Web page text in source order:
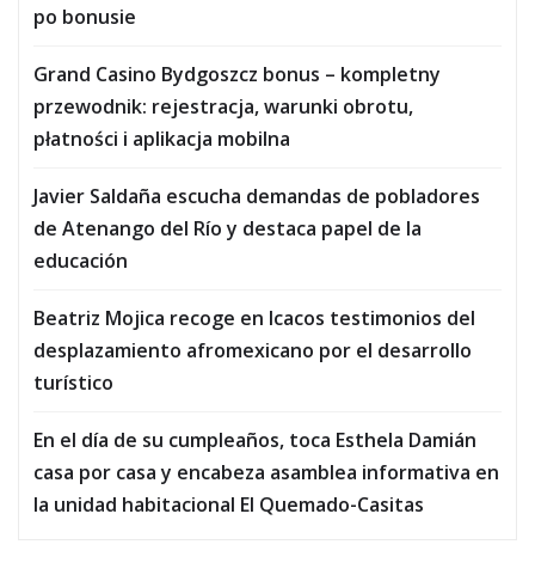
po bonusie
Grand Casino Bydgoszcz bonus – kompletny
przewodnik: rejestracja, warunki obrotu,
płatności i aplikacja mobilna
Javier Saldaña escucha demandas de pobladores
de Atenango del Río y destaca papel de la
educación
Beatriz Mojica recoge en Icacos testimonios del
desplazamiento afromexicano por el desarrollo
turístico
En el día de su cumpleaños, toca Esthela Damián
casa por casa y encabeza asamblea informativa en
la unidad habitacional El Quemado-Casitas